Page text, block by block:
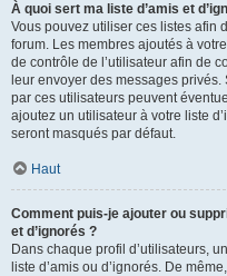
À quoi sert ma liste d’amis et
Vous pouvez utiliser ces listes afin
forum. Les membres ajoutés à
de contrôle de l’utilisateur afin de
leur envoyer des messages
par ces utilisateurs peuvent
ajoutez un utilisateur à votre liste
seront masqués par défaut.
Haut
Comment puis-je ajouter ou
et d’ignorés ?
Dans chaque profil d’utilisateurs,
liste d’amis ou d’ignorés. De